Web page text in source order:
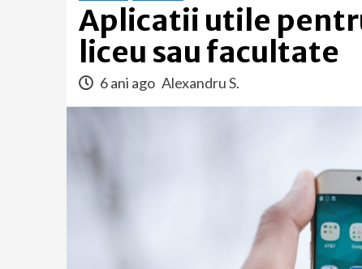
Aplicatii utile
liceu sau facultate
6 ani ago Alexandru S.